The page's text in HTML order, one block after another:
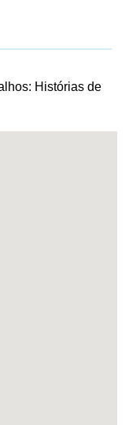
Histórias de